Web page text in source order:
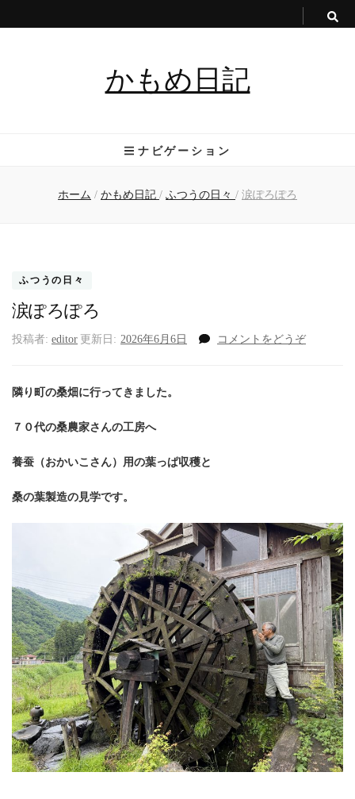
かもめ日記
ナビゲーション
ホーム / かもめ日記 / ふつうの日々 / 涙ぽろぽろ
ふつうの日々
涙ぽろぽろ
投稿者: editor 更新日: 2026年6月6日 コメントをどうぞ(涙
隣り町の桑畑に行ってきました。
７０代の桑農家さんの工房へ
養蚕（おかいこさん）用の葉っぱ収穫と
桑の葉製造の見学です。